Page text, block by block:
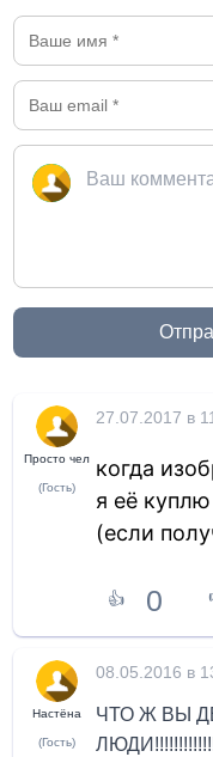
Просто чел
(Гость)
27.07.2017 в
когда
я её
(если
👍 0
Настёна
(Гость)
08.05.2016 в
ЧТО Ж ВЫ